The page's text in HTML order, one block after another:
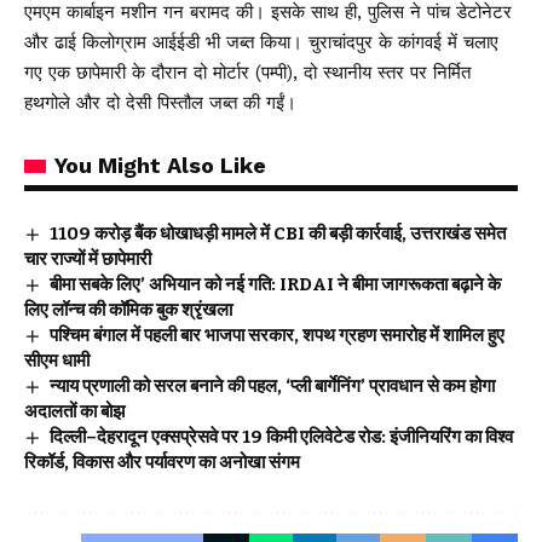
एमएम कार्बाइन मशीन गन बरामद की। इसके साथ ही, पुलिस ने पांच डेटोनेटर
और ढाई किलोग्राम आईईडी भी जब्त किया। चुराचांदपुर के कांगवई में चलाए
गए एक छापेमारी के दौरान दो मोर्टार (पम्पी), दो स्थानीय स्तर पर निर्मित
हथगोले और दो देसी पिस्तौल जब्त की गईं।
You Might Also Like
₹1109 करोड़ बैंक धोखाधड़ी मामले में CBI की बड़ी कार्रवाई, उत्तराखंड समेत
चार राज्यों में छापेमारी
बीमा सबके लिए’ अभियान को नई गति: IRDAI ने बीमा जागरूकता बढ़ाने के
लिए लॉन्च की कॉमिक बुक श्रृंखला
पश्चिम बंगाल में पहली बार भाजपा सरकार, शपथ ग्रहण समारोह में शामिल हुए
सीएम धामी
न्याय प्रणाली को सरल बनाने की पहल, ‘प्ली बार्गेनिंग’ प्रावधान से कम होगा
अदालतों का बोझ
दिल्ली–देहरादून एक्सप्रेसवे पर 19 किमी एलिवेटेड रोड: इंजीनियरिंग का विश्व
रिकॉर्ड, विकास और पर्यावरण का अनोखा संगम